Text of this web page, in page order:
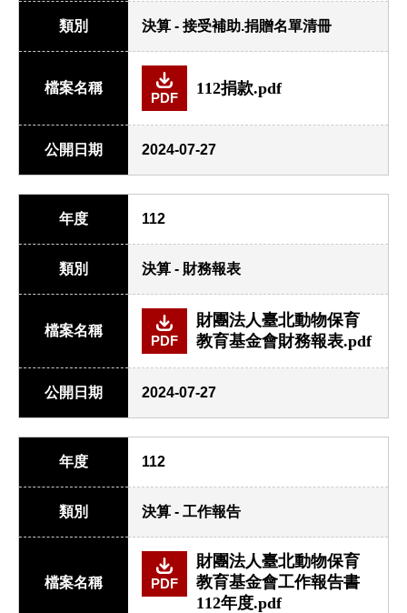
類別 決算 - 接受補助.捐贈名單清冊
檔案名稱
PDF
112捐款.pdf
公開日期 2024-07-27
年度 112
類別 決算 - 財務報表
檔案名稱
PDF
財團法人臺北動物保育
教育基金會財務報表.pdf
公開日期 2024-07-27
年度 112
類別 決算 - 工作報告
檔案名稱 PDF
財團法人臺北動物保育
教育基金會工作報告書
112年度.pdf